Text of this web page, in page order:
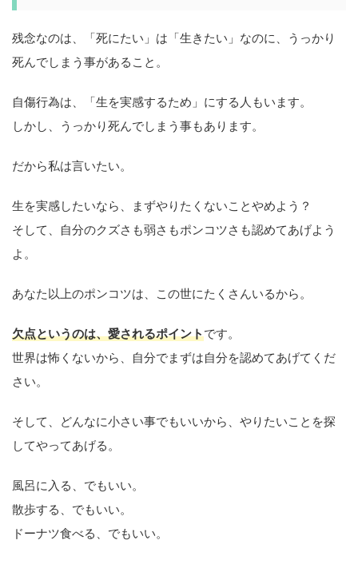
残念なのは、「死にたい」は「生きたい」なのに、うっかり
死んでしまう事があること。
自傷行為は、「生を実感するため」にする人もいます。
しかし、うっかり死んでしまう事もあります。
だから私は言いたい。
生を実感したいなら、まずやりたくないことやめよう？
そして、自分のクズさも弱さもポンコツさも認めてあげよう
よ。
あなた以上のポンコツは、この世にたくさんいるから。
欠点というのは、愛されるポイントです。
世界は怖くないから、自分でまずは自分を認めてあげてくだ
さい。
そして、どんなに小さい事でもいいから、やりたいことを探
してやってあげる。
風呂に入る、でもいい。
散歩する、でもいい。
ドーナツ食べる、でもいい。